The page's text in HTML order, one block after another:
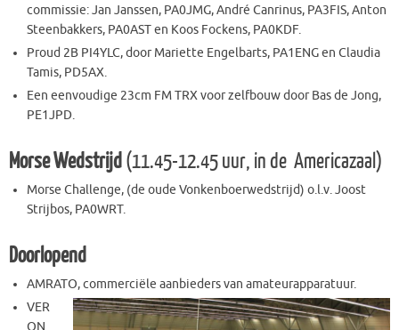
commissie: Jan Janssen, PA0JMG, André Canrinus, PA3FIS, Anton
Steenbakkers, PA0AST en Koos Fockens, PA0KDF.
Proud 2B PI4YLC, door Mariette Engelbarts, PA1ENG en Claudia
Tamis, PD5AX.
Een eenvoudige 23cm FM TRX voor zelfbouw door Bas de Jong,
PE1JPD.
Morse Wedstrijd(11.45-12.45 uur, in de Americazaal)
Morse Challenge, (de oude Vonkenboerwedstrijd) o.l.v. Joost
Strijbos, PA0WRT.
Doorlopend
AMRATO, commerciële aanbieders van amateurapparatuur.
VER